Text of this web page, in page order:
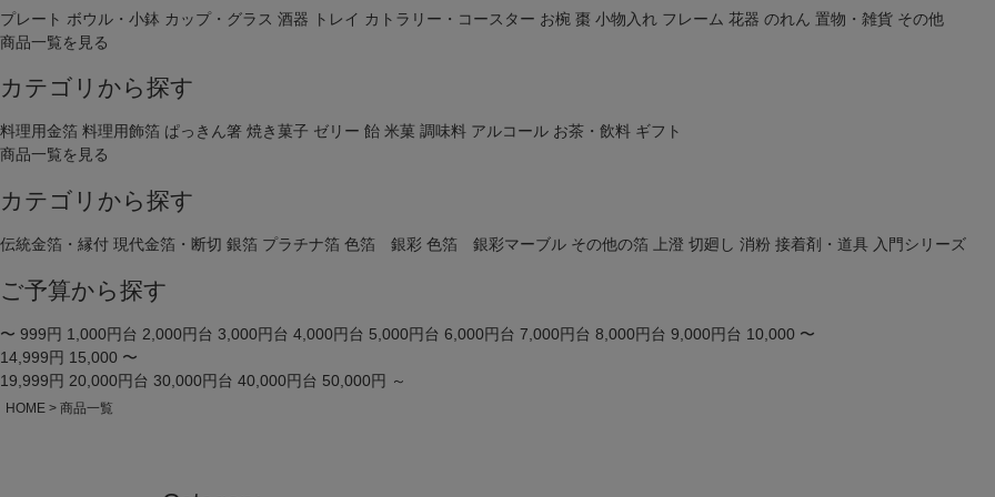
プレート ボウル・小鉢 カップ・グラス 酒器 トレイ カトラリー・コースター お椀 棗 小物入れ フレーム 花器 のれん 置物・雑貨 その他
商品一覧を見る
カテゴリから探す
料理用金箔 料理用飾箔 ぱっきん箸 焼き菓子 ゼリー 飴 米菓 調味料 アルコール お茶・飲料 ギフト
商品一覧を見る
カテゴリから探す
伝統金箔・縁付 現代金箔・断切 銀箔 プラチナ箔 色箔 銀彩 色箔 銀彩マーブル その他の箔 上澄 切廻し 消粉 接着剤・道具 入門シリーズ
ご予算から探す
〜 999円 1,000円台 2,000円台 3,000円台 4,000円台 5,000円台 6,000円台 7,000円台 8,000円台 9,000円台 10,000 〜
14,999円 15,000 〜
19,999円 20,000円台 30,000円台 40,000円台 50,000円 ～
HOME 商品一覧
指定なし
S M 22.5cm 23.0cm
レッド
ブルー イエロー
在庫な
予約商